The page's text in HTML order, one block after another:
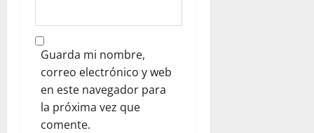
Guarda mi nombre,
correo electrónico y web
en este navegador para
la próxima vez que
comente.